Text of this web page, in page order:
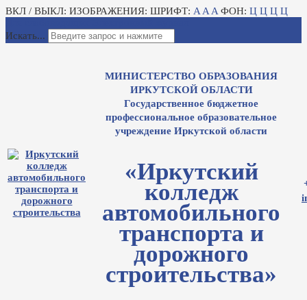
ВКЛ / ВЫКЛ: ИЗОБРАЖЕНИЯ: ШРИФТ: A A A ФОН: Ц Ц Ц Ц
Искать...
МИНИСТЕРСТВО ОБРАЗОВАНИЯ
ИРКУТСКОЙ ОБЛАСТИ
Государственное бюджетное
профессиональное образовательное
учреждение Иркутской области
«Иркутский
колледж
автомобильного
транспорта и
дорожного
строительства»